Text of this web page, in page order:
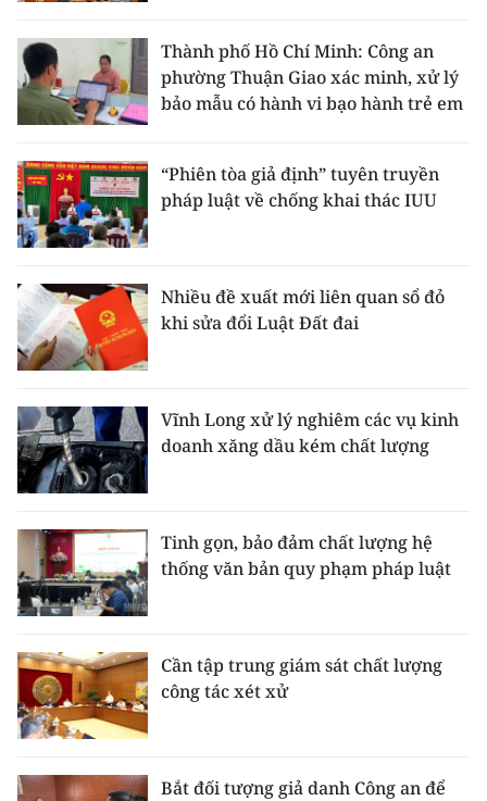
Thành phố Hồ Chí Minh: Công an
phường Thuận Giao xác minh, xử lý
bảo mẫu có hành vi bạo hành trẻ em
“Phiên tòa giả định” tuyên truyền
pháp luật về chống khai thác IUU
Nhiều đề xuất mới liên quan sổ đỏ
khi sửa đổi Luật Đất đai
Vĩnh Long xử lý nghiêm các vụ kinh
doanh xăng dầu kém chất lượng
Tinh gọn, bảo đảm chất lượng hệ
thống văn bản quy phạm pháp luật
Cần tập trung giám sát chất lượng
công tác xét xử
Bắt đối tượng giả danh Công an để